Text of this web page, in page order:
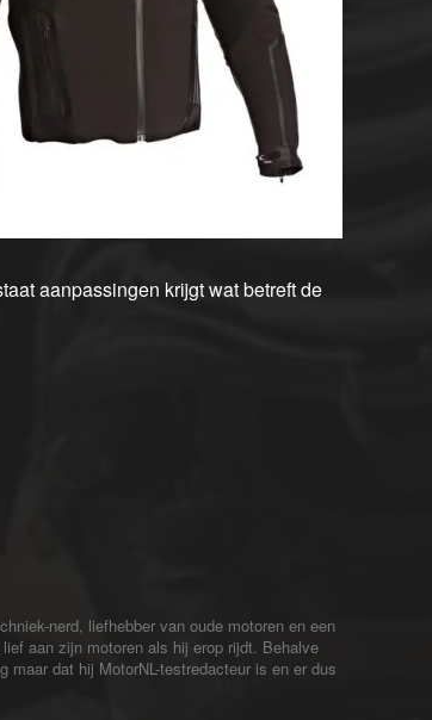
aanpassingen krijgt wat betreft de
nerd, liefhebber van oude motoren en een
aan zijn motoren als hij erop rijdt. Behalve
dat hij MotorNL-testredacteur is en er dus